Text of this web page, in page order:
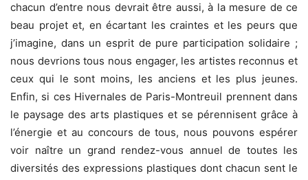
chacun d’entre nous devrait être aussi, à la mesure de ce
beau projet et, en écartant les craintes et les peurs que
j’imagine, dans un esprit de pure participation solidaire ;
nous devrions tous nous engager, les artistes reconnus et
ceux qui le sont moins, les anciens et les plus jeunes.
Enfin, si ces Hivernales de Paris-Montreuil prennent dans
le paysage des arts plastiques et se pérennisent grâce à
l’énergie et au concours de tous, nous pouvons espérer
voir naître un grand rendez-vous annuel de toutes les
diversités des expressions plastiques dont chacun sent le